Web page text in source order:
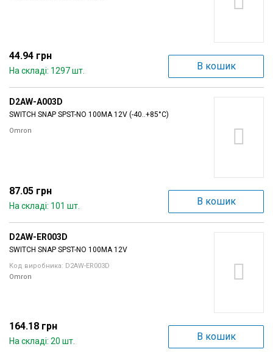
44.94 грн
На складі: 1297 шт. В кошик
D2AW-A003D
SWITCH SNAP SPST-NO 100MA 12V (-40..+85°C)
Omron
87.05 грн
На складі: 101 шт. В кошик
D2AW-ER003D
SWITCH SNAP SPST-NO 100MA 12V
Код виробника: D2AW-ER003D
Omron
164.18 грн
На складі: 20 шт. В кошик